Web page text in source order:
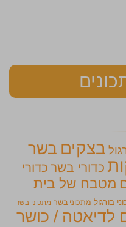
בצקים בשר
כדורי בשר כדורי
מטבח של בית
בורגול מתכוני בשר מתכוני בשר
לדיאטה / כושר